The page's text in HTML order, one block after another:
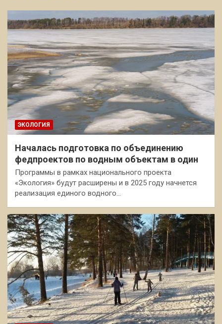
ЭКОЛОГИЯ
Началась подготовка по объединению
федпроектов по водным объектам в один
Программы в рамках национального проекта
«Экология» будут расширены и в 2025 году начнется
реализация единого водного…